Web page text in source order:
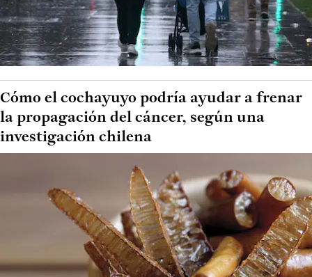
Cómo el cochayuyo podría ayudar a frenar
la propagación del cáncer, según una
investigación chilena